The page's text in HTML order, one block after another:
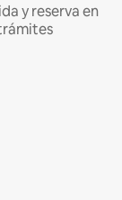
y reserva en